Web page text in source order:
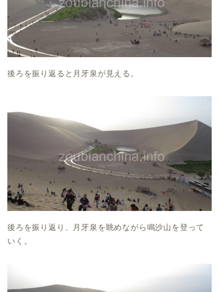
後ろを振り返ると月牙泉が見える。
後ろを振り返り、月牙泉を眺めながら鳴沙山を登って
いく。